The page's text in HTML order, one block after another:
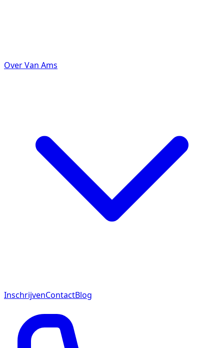
Over Van Ams
InschrijvenContactBlog